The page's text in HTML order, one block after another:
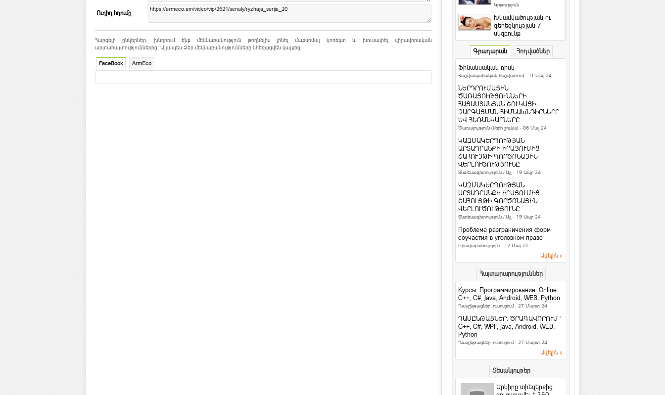
Ուղիղ հղումը
Հարգելի ընկերներ, խնդրում ենք մեկնաբանություն թողնելիս լինել մաքսիմալ կոռեկտ և խուսափել վիրավորական
արտահայտություններից: Այլապես Ձեր մեկնաբանությունները կհեռացվեն կայքից:
FaceBook ArmEco
Կրթություն
Խնամվածության ու
գեղեցկության 7
սկզբունք
Ի՞նչ դաջվածքներ են
նախընտրում հայերը և
արդյո՞ք հասկանու...
Երկնագույն աչքերով կատուն
համացանցի աստղ է դարձել
Տեսանյութեր / Ֆոտո
Ամանոր 2016` Կարմիր կամ Կրակե
Տոներ և օրեր
Կենդանակերպի
ամենա-ամենա
նշանները. իմացիր, թե
ինչով ես ...
Հասարակություն
4 հարց մտավոր կարողությունները
ստուգելու համար
3 գաղտնիք, որոնք տղամարդիկ
երբեք չեն բարձրաձայնում
տվյալների մշակման
կենտրոնը կաշխատի
քամու...
Համացանց ·rafoaper777
Все женщины продажны /Б. Шоу
На русском / In english
6 պարզ միջոց՝ ամուսնությունը
երջանիկ դարձնելու համար
Երջանկությունն ափի մեջ
Խորհուրդներ
Հրաշք Աղջիկ
Գրադարան Հոդվածներ
Ֆինանսական ռիսկ
Հաշվապահական հաշվառում· 11 Մայ 24
ՆԵՐԴՐՈՒՄԱՅԻՆ
ԾԱՌԱՅՈՒԹՅՈՒՆՆԵՐԻ
ՀԱՅԱՍՏԱՆՅԱՆ ՇՈՒԿԱՅԻ
ԶԱՐԳԱՑՄԱՆ ՀԻՄՆԱԽՆԴԻՐՆԵՐԸ
ԵՎ ՀԵՌԱՆԿԱՐՆԵՐԸ
Ծառայություն (ների շուկա) · 06 Մայ 24
ԿԱԶՄԱԿԵՐՊՈՒԹՅԱՆ
ԱՐՏԱԴՐԱՆՔԻ ԻՐԱՑՈՒՄԻՑ
ՇԱՀՈՒՅԹԻ ԳՈՐԾՈՆԱՅԻՆ
ՎԵՐԼՈՒԾՈՒԹՅՈՒՆԸ
Տնտեսագիտություն / Այլ · 19 Ապր 24
ԿԱԶՄԱԿԵՐՊՈՒԹՅԱՆ
ԱՐՏԱԴՐԱՆՔԻ ԻՐԱՑՈՒՄԻՑ
ՇԱՀՈՒՅԹԻ ԳՈՐԾՈՆԱՅԻՆ
ՎԵՐԼՈՒԾՈՒԹՅՈՒՆԸ
Տնտեսագիտություն / Այլ · 19 Ապր 24
Проблема разграничения форм
соучастия в уголовном праве
Իրավաբանություն · 12 Մայ 23
Ավելին »
Հայտարարություններ
Курсы. Программирование. Online:
C++, C#, Java, Android, WEB, Python
Դասընթացներ, ուսուցում· 27 Մարտ 24
ԴԱՍԸՆԹԱՑՆԵՐ. ԾՐԱԳԱՎՈՐՈՒՄ ‘
C++, C#, WPF, Java, Android, WEB,
Python
Դասընթացներ, ուսուցում· 27 Մարտ 24
Ավելին »
Տեսանյութեր
Երկիրը տիեզերքից